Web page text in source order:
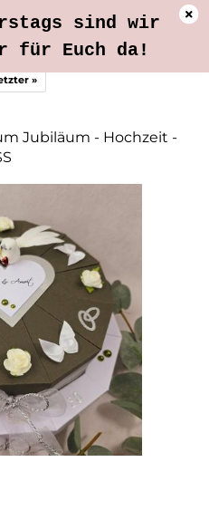
sind wir
für Euch da!
»
Jubiläum - Hochzeit -